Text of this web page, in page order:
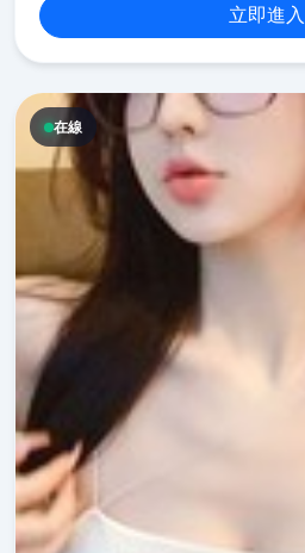
立即進入
在線